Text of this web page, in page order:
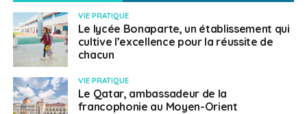
VIE PRATIQUE
Le lycée Bonaparte, un établissement qui
cultive l’excellence pour la réussite de
chacun
VIE PRATIQUE
Le Qatar, ambassadeur de la
francophonie au Moyen-Orient